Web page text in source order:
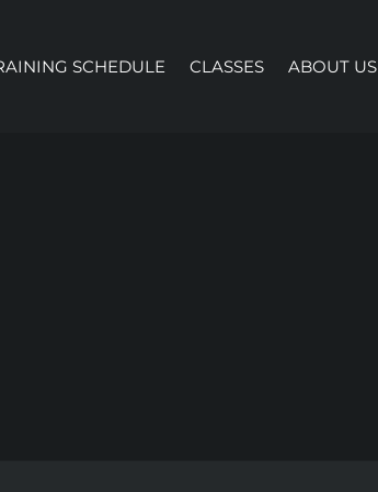
SCHEDULE CLASSES ABOUT US